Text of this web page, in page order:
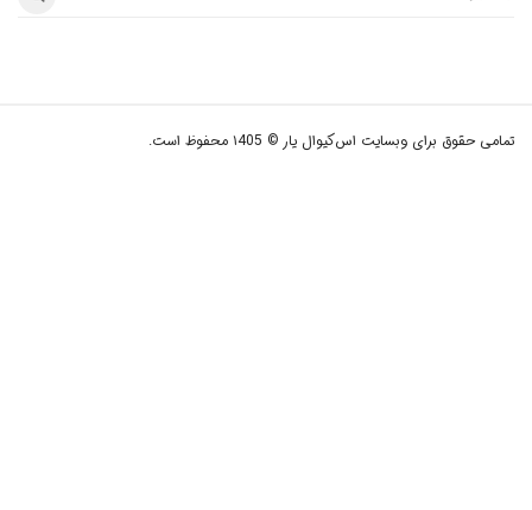
تمامی حقوق برای وبسایت اس‌کیوال یار © ۱405 محفوظ است.